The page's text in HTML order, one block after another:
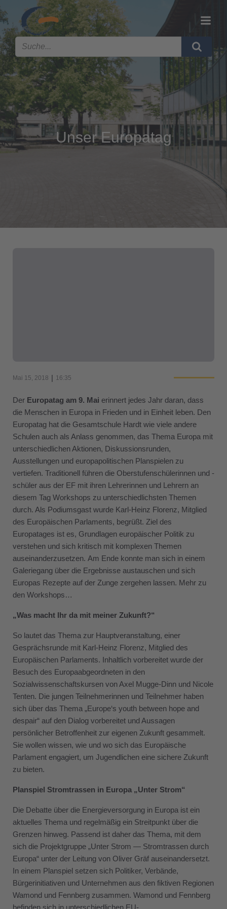
Unser Europatag
Mai 15, 2018 | 16:35
Der Europatag am 9. Mai erinnert jedes Jahr daran, dass
die Menschen in Europa in Frieden und in Einheit leben. Den
Europatag hat die Gesamtschule Hardt wie viele andere
Schulen auch als Anlass genommen, das Thema Europa mit
unterschiedlichen Aktionen, Diskussionsrunden,
Ausstellungen und europapolitischen Planspielen zu
vertiefen. Traditionell führen die Oberstufenschülerinnen und -
schüler aus der EF mit ihren Lehrerinnen und Lehrern an
diesem Tag Workshops zu unterschiedlichsten Themen
durch. Als Podiumsgast wurde Karl-Heinz Florenz, Mitglied
des Europäischen Parlaments, begrüßt. Ziel des
Europatages ist es, Grundlagen europäischer Politik zu
verstehen und sich kritisch mit komplexen Themen
auseinanderzusetzen. Am Ende konnte man sich in einem
Galeriegang über die Ergebnisse austauschen und sich
Europas Rezepte auf der Zunge zergehen lassen. Mehr zu
den Workshops…
„Was macht Ihr da mit meiner Zukunft?“
So lautet das Thema zur Hauptveranstaltung, einer
Gesprächsrunde mit Karl-Heinz Florenz, Mitglied des
Europäischen Parlaments. Inhaltlich vorbereitet wurde der
Besuch des Europaabgeordneten in den
Sozialwissenschaftskursen von Axel Mugge-Dinn und Nicole
Tenten. Die jungen Teilnehmerinnen und Teilnehmer haben
sich über das Thema „Europe‘s youth between hope and
despair“ auf den Dialog vorbereitet und Aussagen
persönlicher Betroffenheit zur eigenen Zukunft gesammelt.
Sie wollen wissen, wie und wo sich das Europäische
Parlament engagiert, um Jugendlichen eine sichere Zukunft
zu bieten.
Planspiel Stromtrassen in Europa „Unter Strom“
Die Debatte über die Energieversorgung in Europa ist ein
aktuelles Thema und regelmäßig ein Streitpunkt über die
Grenzen hinweg. Passend ist daher das Thema, mit dem
sich die Projektgruppe „Unter Strom — Stromtrassen durch
Europa“ unter der Leitung von Oliver Gräf auseinandersetzt.
In einem Planspiel setzen sich Politiker, Verbände,
Bürgerinitiativen und Unternehmen aus den fiktiven Regionen
Wamond und Fennberg zusammen. Wamond und Fennberg
befinden sich in unterschiedlichen EU-